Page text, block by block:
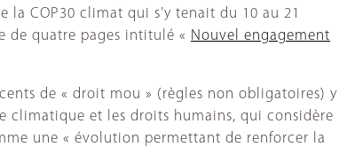
la COP30 climat qui s’y tenait du 10 au 21
de quatre pages intitulé « Nouvel engagement
de « droit mou » (règles non obligatoires) y
climatique et les droits humains, qui considère
une « évolution permettant de renforcer la